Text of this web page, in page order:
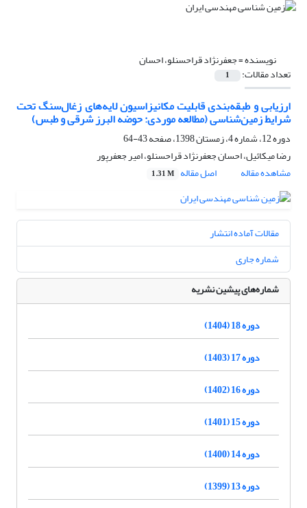
نویسنده =جعفرنژاد قراحسنلو، احسان
تعداد مقالات: 1
ارزیابی و طبقه‌بندی قابلیت مکانیزاسیون لایه‌های زغال‌سنگ تحت
شرایط زمین‌شناسی (مطالعه موردی: حوضه البرز شرقی و طبس)
دوره 12، شماره 4، زمستان 1398، صفحه
43-64
رضا میکائیل، احسان جعفرنژاد قراحسنلو، امیر جعفرپور
مشاهده مقاله
اصل مقاله 1.31 M
مقالات آماده انتشار
شماره جاری
شماره‌های پیشین نشریه
دوره 18 (1404)
دوره 17 (1403)
دوره 16 (1402)
دوره 15 (1401)
دوره 14 (1400)
دوره 13 (1399)